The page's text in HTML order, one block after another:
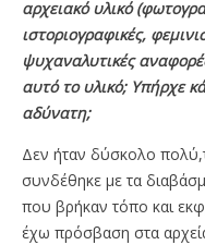
αρχειακό υλικό
ιστοριογραφικές,
ψυχαναλυτικές
αυτό το υλικό; Υπήρχε
αδύνατη;
Δεν ήταν δύσκολο
συνδέθηκε με τα
που βρήκαν τόπο και
έχω πρόσβαση στα